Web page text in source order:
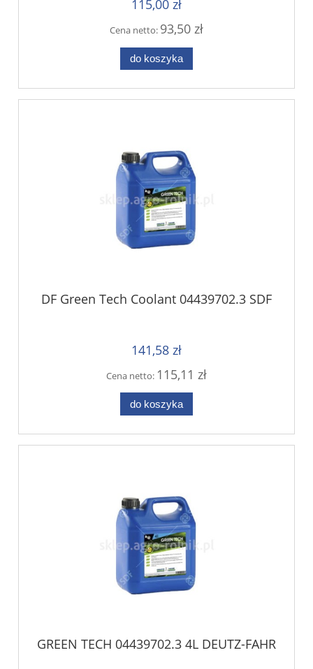
115,00 zł
Cena netto: 93,50 zł
do koszyka
DF Green Tech Coolant 04439702.3 SDF
141,58 zł
Cena netto: 115,11 zł
do koszyka
GREEN TECH 04439702.3 4L DEUTZ-FAHR